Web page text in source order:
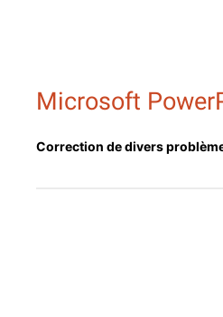
Microsoft
Cor­rec­tion de divers